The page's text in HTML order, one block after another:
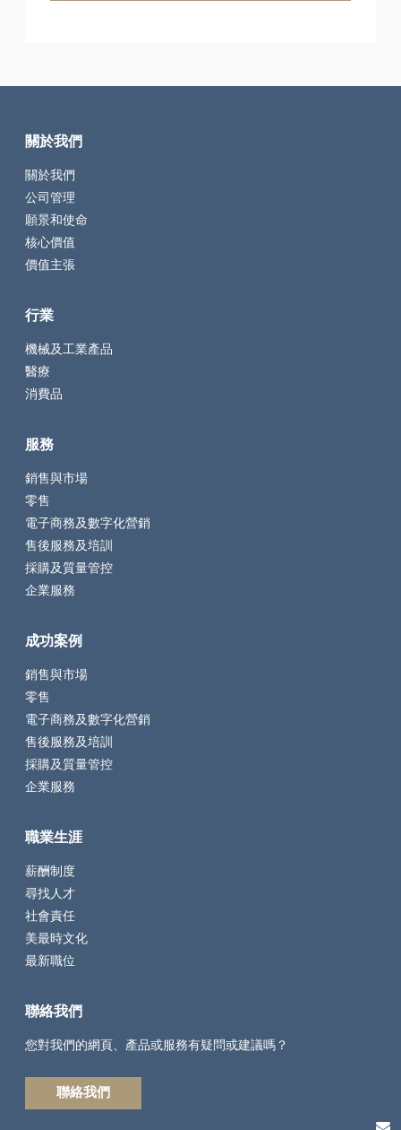
關於我們
關於我們
公司管理
願景和使命
核心價值
價值主張
行業
機械及工業產品
醫療
消費品
服務
銷售與市場
零售
電子商務及數字化營銷
售後服務及培訓
採購及質量管控
企業服務
成功案例
銷售與市場
零售
電子商務及數字化營銷
售後服務及培訓
採購及質量管控
企業服務
職業生涯
薪酬制度
尋找人才
社會責任
美最時文化
最新職位
聯絡我們
您對我們的網頁、產品或服務有疑問或建議嗎？
聯絡我們